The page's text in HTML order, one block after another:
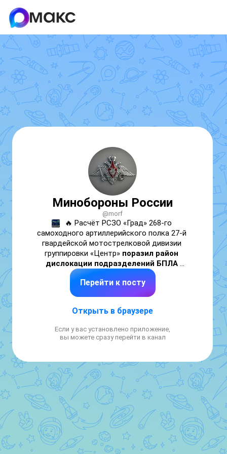
Минобороны России
@morf
🔥 Расчёт РСЗО «Град» 268-го
самоходного артиллерийского полка 27-й
гвардейской мотострелковой дивизии
группировки «Центр» поразил район
дислокации подразделений БПЛА
противника.
Добропольское направление
Минобороны России
Перейти к посту
Открыть в браузере
Если у вас установлено приложение,
вы можете сразу перейти в канал